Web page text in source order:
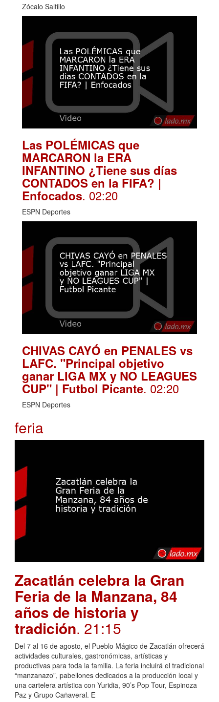
Zócalo Saltillo
Las POLÉMICAS que
MARCARON la ERA
INFANTINO ¿Tiene sus días
CONTADOS en la FIFA? |
Enfocados. 02:20
ESPN Deportes
CHIVAS CAYÓ en PENALES vs
LAFC. "Principal objetivo
ganar LIGA MX y NO LEAGUES
CUP" | Futbol Picante. 02:20
ESPN Deportes
feria
Zacatlán celebra la Gran
Feria de la Manzana, 84
años de historia y
tradición. 21:15
Del 7 al 16 de agosto, el Pueblo Mágico de Zacatlán ofrecerá
actividades culturales, gastronómicas, artísticas y
productivas para toda la familia. La feria incluirá el tradicional
“manzanazo”, pabellones dedicados a la producción local y
una cartelera artística con Yuridia, 90’s Pop Tour, Espinoza
Paz y Grupo Cañaveral. E